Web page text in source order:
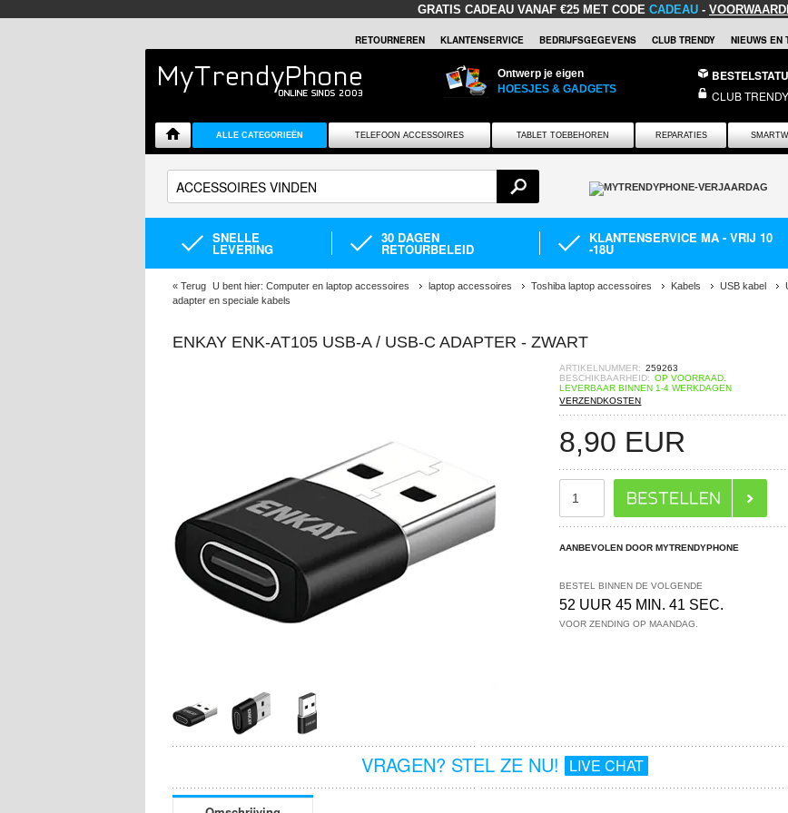
GRATIS CADEAU VANAF €25 MET CODE CADEAU -
RETOURNEREN KLANTENSERVICE BEDRIJFSGEGEVENS CLUB TRENDY NIEUWS EN
Ontwerp je eigen
HOESJES & GADGETS
CLUB
ALLE CATEGORIEËN TELEFOON ACCESSOIRES TABLET TOEBEHOREN REPARATIES
SNELLE
LEVERING
30 DAGEN
RETOURBELEID
KLANTENSERVICE MA - VRIJ 10
-18U
« Terug U bent hier: Computer en laptop accessoires laptop accessoires Toshiba laptop accessoires Kabels USB kabel
adapter en speciale kabels
ENKAY ENK-AT105 USB-A / USB-C ADAPTER - ZWART
ARTIKELNUMMER: 259263
BESCHIKBAARHEID: OP VOORRAAD.
LEVERBAAR BINNEN 1-4 WERKDAGEN
VERZENDKOSTEN
8,90 EUR
AANBEVOLEN DOOR MYTRENDYPHONE
BESTEL BINNEN DE VOLGENDE
52 UUR 45 MIN. 41 SEC.
VOOR ZENDING OP MAANDAG.
VRAGEN? STEL ZE NU! LIVE CHAT